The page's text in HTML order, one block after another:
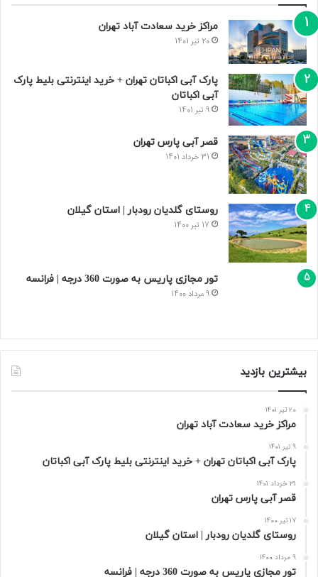
مراکز خرید سعادت‌ آباد تهران
20 تیر 1401
پارک آبی اکباتان تهران + خرید اینترنتی بلیط پارک
آبی اکباتان
9 تیر 1401
قصر آبی پارس تهران
31 خرداد 1401
روستای گلدیان رودبار | استان گیلان
17 تیر 1400
تور مجازی پاریس به صورت 360 درجه | فرانسه
9 مرداد 1400
بیشترین بازدید
20 تیر 1401
مراکز خرید سعادت‌ آباد تهران
9 تیر 1401
پارک آبی اکباتان تهران + خرید اینترنتی بلیط پارک آبی اکباتان
31 خرداد 1401
قصر آبی پارس تهران
17 تیر 1400
روستای گلدیان رودبار | استان گیلان
9 مرداد 1400
تور مجازی پاریس به صورت 360 درجه | فرانسه